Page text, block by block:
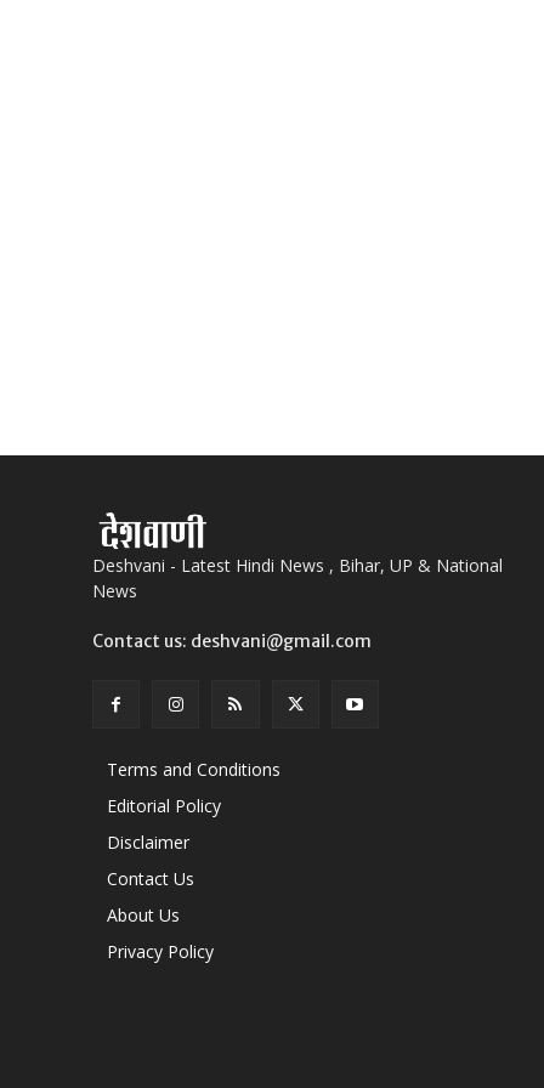
Deshvani - Latest Hindi News , Bihar, UP & National
News
Contact us: deshvani@gmail.com
Terms and Conditions
Editorial Policy
Disclaimer
Contact Us
About Us
Privacy Policy